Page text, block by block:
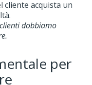
cliente acquista un
dobbiamo
per